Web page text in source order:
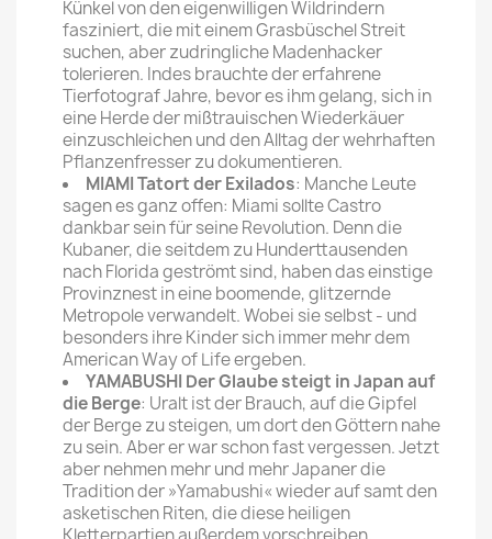
Künkel von den eigenwilligen Wildrindern
fasziniert, die mit einem Grasbüschel Streit
suchen, aber zudringliche Madenhacker
tolerieren. Indes brauchte der erfahrene
Tierfotograf Jahre, bevor es ihm gelang, sich in
eine Herde der mißtrauischen Wiederkäuer
einzuschleichen und den Alltag der wehrhaften
Pflanzenfresser zu dokumentieren.
MIAMI Tatort der Exilados: Manche Leute
sagen es ganz offen: Miami sollte Castro
dankbar sein für seine Revolution. Denn die
Kubaner, die seitdem zu Hunderttausenden
nach Florida geströmt sind, haben das einstige
Provinznest in eine boomende, glitzernde
Metropole verwandelt. Wobei sie selbst - und
besonders ihre Kinder sich immer mehr dem
American Way of Life ergeben.
YAMABUSHI Der Glaube steigt in Japan auf
die Berge: Uralt ist der Brauch, auf die Gipfel
der Berge zu steigen, um dort den Göttern nahe
zu sein. Aber er war schon fast vergessen. Jetzt
aber nehmen mehr und mehr Japaner die
Tradition der »Yamabushi« wieder auf samt den
asketischen Riten, die diese heiligen